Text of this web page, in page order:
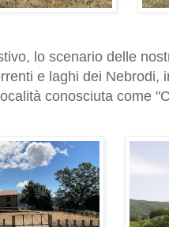
lo scenario delle
e laghi dei Nebrodi,
conosciuta come